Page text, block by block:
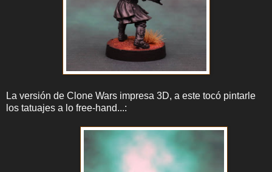
La versión de Clone Wars impresa 3D, a este tocó pintarle
los tatuajes a lo free-hand...: